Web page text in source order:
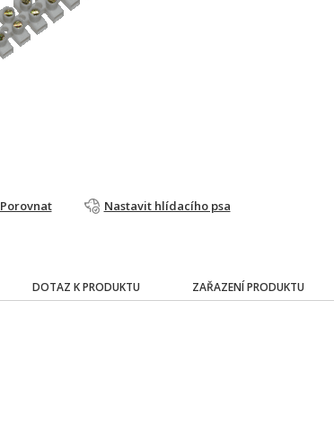
Porovnat Nastavit hlídacího psa
DOTAZ K PRODUKTU ZAŘAZENÍ PRODUKTU